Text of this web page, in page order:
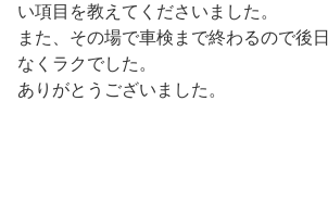
い項目を教えてくださいました。
また、その場で車検まで終わるので後
なくラクでした。
ありがとうございました。